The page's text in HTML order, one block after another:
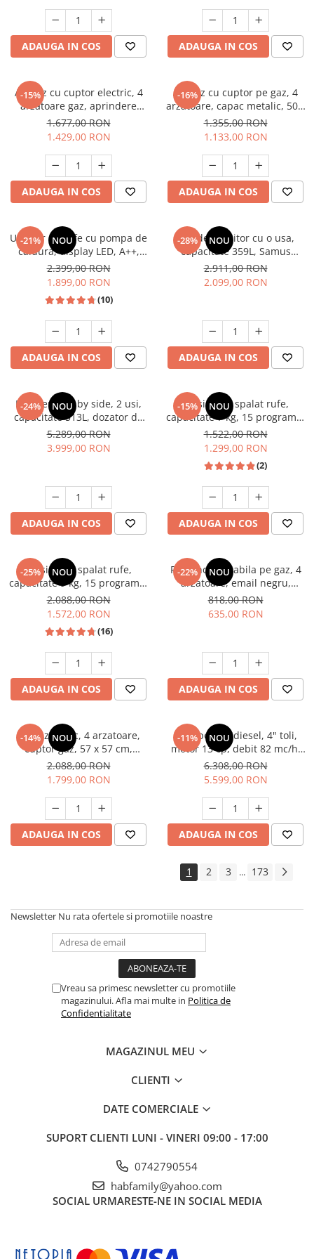
Masini de spalat vase incorporabile
Masini de spalat vase
independente
Pachete Incorporabile
Pirostrii & Arzatoare
Plasa umbrire
Pompe de stropit
Radiatoare
Semanatoare,Plantatoare
Sobe pe gaz & electrice
Suflante & Aspiratoare
Aspiratoare
Suflante Frunze
Unelte Gradinarit
Ventilatoare & Sisteme Racire
Aparate de aer conditionat
Zootehnie
Foarfeci tuns oi
Incubatoare oua
Scala Graphite Grey
ADAUGA IN COS ADAUGA IN COS
-15%
Aragaz cu cuptor electric, 4
arzatoare gaz, aprindere
electrica, ventilator, lumina
cuptor, Bej, NOBELTEK
1.677,00 RON
1.429,00 RON
ADAUGA IN COS
-16%
Aragaz cu cuptor pe gaz, 4
arzatoare, capac metalic, 50 x
60 cm, 2 in 1, GPL+GN, Gri,
LDK
1.355,00 RON
1.133,00 RON
ADAUGA IN COS
-21% NOU
Uscator de rufe cu pompa de
caldura, display LED, A++,
functie antisifonare, A++,
capacitate 8 kg, 13 programe
Heinner
2.399,00 RON
1.899,00 RON
(10)
ADAUGA IN COS
-28% NOU
Frigider, racitor cu o usa,
capacitate 359L, Samus
SRX474NFE
2.911,00 RON
2.099,00 RON
ADAUGA IN COS
-24% NOU
Frigider side by side, 2 usi,
capacitate 513L, dozator de
apa si gheata, FULL NO
FROST, afisaj LCD, dual
inverter,Samus SSX-670NFIDE
5.289,00 RON
3.999,00 RON
ADAUGA IN COS
-15% NOU
Masina de spalat rufe,
capacitate 7 kg, 15 programe,
afisaj LED, 1200 Rpm, alb,
HEINNER
1.522,00 RON
1.299,00 RON
(2)
ADAUGA IN COS
-25% NOU
Masina de spalat rufe,
capacitate 9 kg, 15 programe,
1400 Rpm, clasa A, Slim,
motor Inverter, Samus WSLI-
9144
2.088,00 RON
1.572,00 RON
(16)
ADAUGA IN COS
-22% NOU
Plita incorporabila pe gaz, 4
arzatoare, email negru,
gratare din fonta, aprindere
electrica, Samus
818,00 RON
635,00 RON
ADAUGA IN COS
-14% NOU
Aragaz rustic, 4 arzatoare,
cuptor gaz, 57 x 57 cm,
rotisor, grill, ventilatie,
aprindere electrica, gratare
fonta, negru + plita inox,
Studio Casa Marco
2.088,00 RON
1.799,00 RON
ADAUGA IN COS
-11% NOU
Motopompa diesel, 4" toli,
motor 13 cp, debit 82 mc/h,
pornire electrica, refulare
60m, aspiratie 8m, Visoli
6.308,00 RON
5.599,00 RON
ADAUGA IN COS
1 2 3 ... 173
Newsletter Nu rata ofertele si promotiile noastre
Vreau sa primesc newsletter cu promotiile
magazinului. Afla mai multe in Politica de
Confidentialitate
MAGAZINUL MEU
CLIENTI
DATE COMERCIALE
SUPORT CLIENTI LUNI - VINERI 09:00 - 17:00
0742790554
habfamily@yahoo.com
SOCIAL URMARESTE-NE IN SOCIAL MEDIA